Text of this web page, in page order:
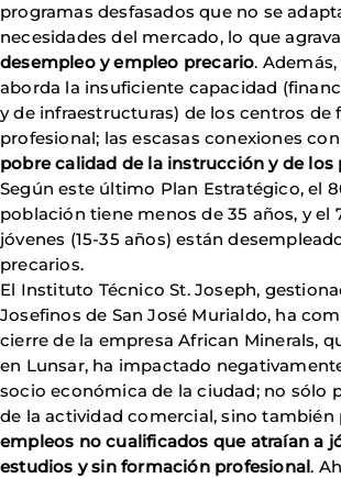
programas desfasados que no se
necesidades del mercado, lo que
desempleo y empleo precario.
aborda la insuficiente capacidad
y de infraestructuras) de los centros de
profesional; las escasas conexiones
pobre calidad de la instrucción y de los
Según este último Plan Estratégico, el
población tiene menos de 35 años, y el
jóvenes (15-35 años) están
precarios.
El Instituto Técnico St. Joseph,
Josefinos de San José Murialdo, ha
cierre de la empresa African Minerals,
en Lunsar, ha impactado
socio económica de la ciudad; no sólo
de la actividad comercial, sino
empleos no cualificados que atraían a
estudios y sin formación profesional.